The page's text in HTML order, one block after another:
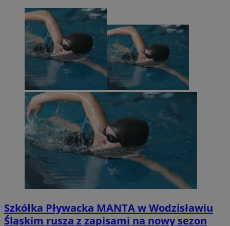
Szkółka Pływacka MANTA w Wodzisławiu
Śląskim rusza z zapisami na nowy sezon